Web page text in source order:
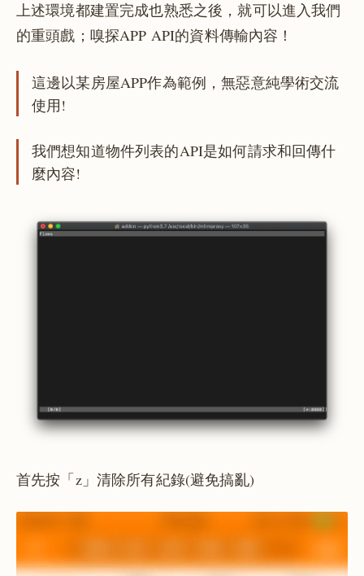
上述環境都建置完成也熟悉之後，就可以進入我們
的重頭戲；嗅探APP API的資料傳輸內容！
這邊以某房屋APP作為範例，無惡意純學術交流
使用!
我們想知道物件列表的API是如何請求和回傳什
麼內容!
首先按「z」清除所有紀錄(避免搞亂)